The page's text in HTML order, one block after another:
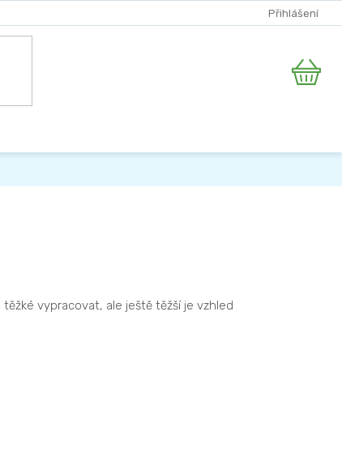
Přihlášení
Nákupní
vypracovat, ale ještě těžší je vzhled